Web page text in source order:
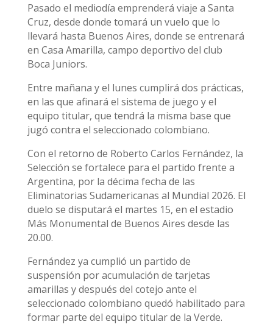
Pasado el mediodía emprenderá viaje a Santa
Cruz, desde donde tomará un vuelo que lo
llevará hasta Buenos Aires, donde se entrenará
en Casa Amarilla, campo deportivo del club
Boca Juniors.
Entre mañana y el lunes cumplirá dos prácticas,
en las que afinará el sistema de juego y el
equipo titular, que tendrá la misma base que
jugó contra el seleccionado colombiano.
Con el retorno de Roberto Carlos Fernández, la
Selección se fortalece para el partido frente a
Argentina, por la décima fecha de las
Eliminatorias Sudamericanas al Mundial 2026. El
duelo se disputará el martes 15, en el estadio
Más Monumental de Buenos Aires desde las
20.00.
Fernández ya cumplió un partido de
suspensión por acumulación de tarjetas
amarillas y después del cotejo ante el
seleccionado colombiano quedó habilitado para
formar parte del equipo titular de la Verde.